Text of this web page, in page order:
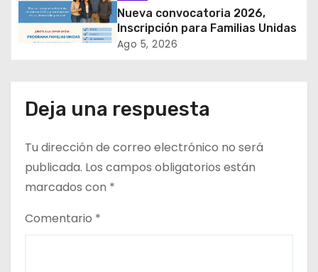
a
d
s
𝙞𝙣𝙙𝙪𝙨𝙩𝙧𝙞𝙖 𝙢𝙞𝙣𝙚𝙧𝙖
Nueva convocatoria 2026,
Inscripción para Familias Unidas
Ago 5, 2026
Deja una respuesta
Tu dirección de correo electrónico no será
publicada. Los campos obligatorios están
marcados con *
Comentario *